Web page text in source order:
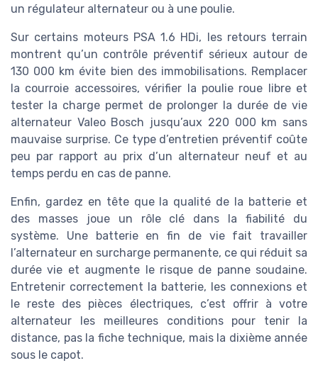
un régulateur alternateur ou à une poulie.
Sur certains moteurs PSA 1.6 HDi, les retours terrain
montrent qu’un contrôle préventif sérieux autour de
130 000 km évite bien des immobilisations. Remplacer
la courroie accessoires, vérifier la poulie roue libre et
tester la charge permet de prolonger la durée de vie
alternateur Valeo Bosch jusqu’aux 220 000 km sans
mauvaise surprise. Ce type d’entretien préventif coûte
peu par rapport au prix d’un alternateur neuf et au
temps perdu en cas de panne.
Enfin, gardez en tête que la qualité de la batterie et
des masses joue un rôle clé dans la fiabilité du
système. Une batterie en fin de vie fait travailler
l’alternateur en surcharge permanente, ce qui réduit sa
durée vie et augmente le risque de panne soudaine.
Entretenir correctement la batterie, les connexions et
le reste des pièces électriques, c’est offrir à votre
alternateur les meilleures conditions pour tenir la
distance, pas la fiche technique, mais la dixième année
sous le capot.